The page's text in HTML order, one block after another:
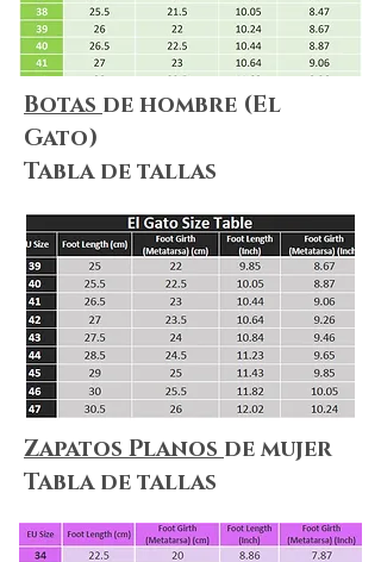
Botas de hombre (El
Gato)
Tabla de tallas
Zapatos Planos de mujer
Tabla de tallas